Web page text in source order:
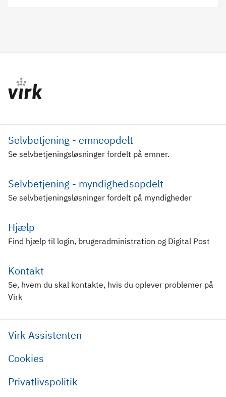
Selvbetjening - emneopdelt
Se selvbetjeningsløsninger fordelt på emner.
Selvbetjening - myndighedsopdelt
Se selvbetjeningsløsninger fordelt på myndigheder
Hjælp
Find hjælp til login, brugeradministration og Digital Post
Kontakt
Se, hvem du skal kontakte, hvis du oplever problemer på
Virk
Virk Assistenten
Cookies
Privatlivspolitik